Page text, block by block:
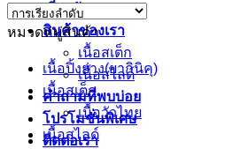
เกี่ยวกับเรา
สินค้าของเรา
เนื้อสเต็ก
เนื้อสไลด์
คำถามที่พบบ่อย
โปรโมชั่นพิเศษ
ติดต่อเรา
หมวดหมู่สินค้า
เนื้อปิ้งย่าง(ยากินิคุ)
เนื้อสเต็ก
เนื้อวัวไทย
เนื้อสไลด์